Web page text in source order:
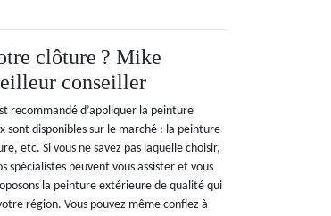
clôture ? Mike
conseiller
recommandé d’appliquer la peinture
disponibles sur le marché : la peinture
etc. Si vous ne savez pas laquelle choisir,
spécialistes peuvent vous assister et vous
la peinture extérieure de qualité qui
région. Vous pouvez même confiez à